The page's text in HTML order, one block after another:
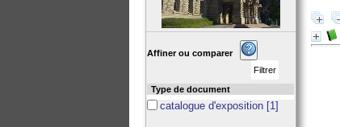
Affiner ou comparer
Type de document
catalogue d'exposition [1]